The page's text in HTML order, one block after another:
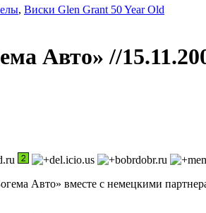
, Виски Glen Grant 50 Year Old
Авто»//
Авто» вместе с немецкими